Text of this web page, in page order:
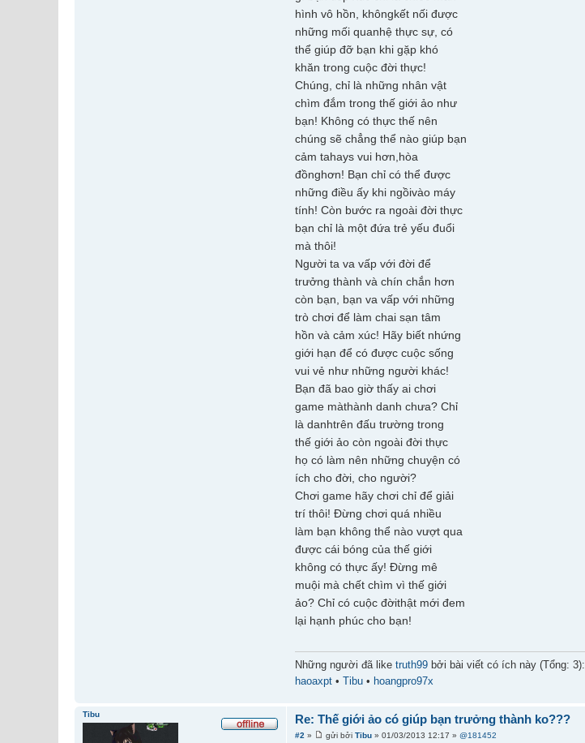
hình vô hồn, khôngkết nối được
những mối quanhệ thực sự, có
thể giúp đỡ bạn khi gặp khó
khăn trong cuộc đời thực!
Chúng, chỉ là những nhân vật
chìm đắm trong thế giới ảo như
bạn! Không có thực thế nên
chúng sẽ chẳng thể nào giúp bạn
cảm tahays vui hơn,hòa
đồnghơn! Bạn chỉ có thể được
những điều ấy khi ngồivào máy
tính! Còn bước ra ngoài đời thực
bạn chỉ là một đứa trẻ yếu đuổi
mà thôi!
Người ta va vấp với đời để
trưởng thành và chín chắn hơn
còn bạn, bạn va vấp với những
trò chơi để làm chai sạn tâm
hồn và cảm xúc! Hãy biết nhứng
giới hạn để có được cuộc sống
vui vẻ như những người khác!
Bạn đã bao giờ thấy ai chơi
game màthành danh chưa? Chỉ
là danhtrên đấu trường trong
thế giới ảo còn ngoài đời thực
họ có làm nên những chuyện có
ích cho đời, cho người?
Chơi game hãy chơi chỉ để giải
trí thôi! Đừng chơi quá nhiều
làm bạn không thể nào vượt qua
được cái bóng của thế giới
không có thực ấy! Đừng mê
muội mà chết chìm vì thế giới
ảo? Chỉ có cuộc đờithật mới đem
lại hạnh phúc cho bạn!
Những người đã liketruth99 bởi bài viết có ích này (Tổng: 3):
haoaxpt • Tibu • hoangpro97x
Re: Thế giới ảo có giúp bạn trưởng thành ko???
#2 » gửi bởiTibu » 01/03/2013 12:17 »@181452
Tibu